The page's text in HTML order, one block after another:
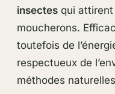
insectesqui attirent
moucherons.
toutefois de
respectueux de
méthodes